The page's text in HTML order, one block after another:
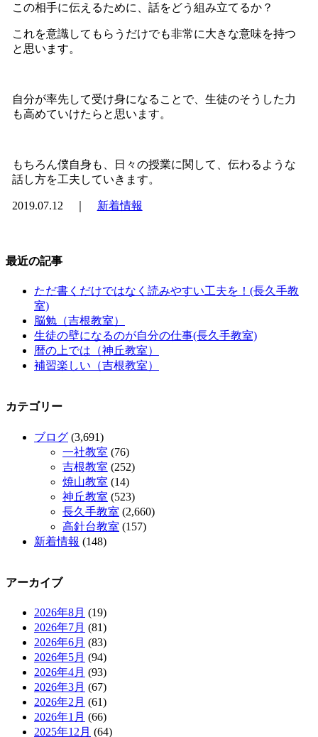
この相手に伝えるために、話をどう組み立てるか？
これを意識してもらうだけでも非常に大きな意味を持つ
と思います。
自分が率先して受け身になることで、生徒のそうした力
も高めていけたらと思います。
もちろん僕自身も、日々の授業に関して、伝わるような
話し方を工夫していきます。
2019.07.12 ｜ 新着情報
最近の記事
ただ書くだけではなく読みやすい工夫を！(長久手教
室)
脳勉（吉根教室）
生徒の壁になるのが自分の仕事(長久手教室)
暦の上では（神丘教室）
補習楽しい（吉根教室）
カテゴリー
ブログ (3,691)
一社教室 (76)
吉根教室 (252)
焼山教室 (14)
神丘教室 (523)
長久手教室 (2,660)
高針台教室 (157)
新着情報 (148)
アーカイブ
2026年8月 (19)
2026年7月 (81)
2026年6月 (83)
2026年5月 (94)
2026年4月 (93)
2026年3月 (67)
2026年2月 (61)
2026年1月 (66)
2025年12月 (64)